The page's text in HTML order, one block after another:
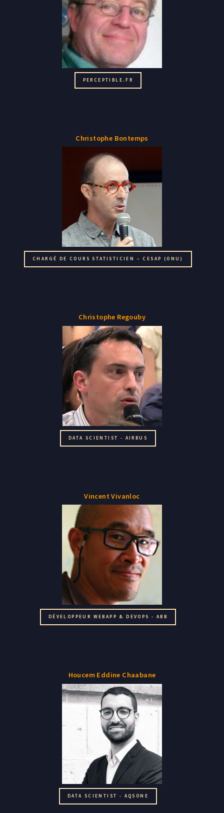
PERCEPTIBLE.FR
Christophe Bontemps
CHARGÉ DE COURS STATISTICIEN – CESAP (ONU)
Christophe Regouby
DATA SCIENTIST - AIRBUS
Vincent Vivanloc
DÉVELOPPEUR WEBAPP & DEVOPS - ABB
Houcem Eddine Chaabane
DATA SCIENTIST - AQSONE